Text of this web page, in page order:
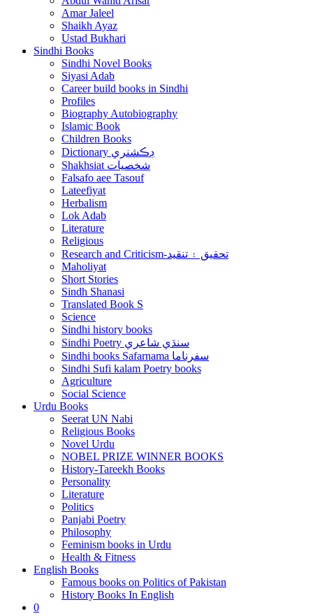
Amar Jaleel
Shaikh Ayaz
Ustad Bukhari
Sindhi Books
Sindhi Novel Books
Siyasi Adab
Career build books in Sindhi
Profiles
Biography Autobiography
Islamic Book
Children Books
Dictionary ڊڪشنري
Shakhsiat شخصيات
Falsafo aee Tasouf
Lateefiyat
Herbalism
Lok Adab
Literature
Religious
Research and Criticism-تحقيق ۽ تنقيد
Maholiyat
Short Stories
Sindh Shanasi
Translated Book S
Science
Sindhi history books
Sindhi Poetry سنڌي شاعري
Sindhi books Safarnama سفرناما
Sindhi Sufi kalam Poetry books
Agriculture
Social Science
Urdu Books
Seerat UN Nabi
Religious Books
Novel Urdu
NOBEL PRIZE WINNER BOOKS
History-Tareekh Books
Personality
Literature
Politics
Panjabi Poetry
Philosophy
Feminism books in Urdu
Health & Fitness
English Books
Famous books on Politics of Pakistan
History Books In English
0